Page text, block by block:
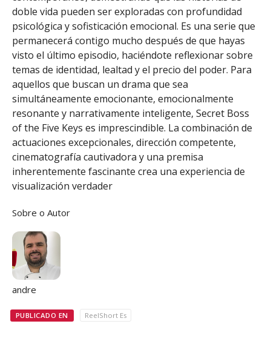
doble vida pueden ser exploradas con profundidad
psicológica y sofisticación emocional. Es una serie que
permanecerá contigo mucho después de que hayas
visto el último episodio, haciéndote reflexionar sobre
temas de identidad, lealtad y el precio del poder. Para
aquellos que buscan un drama que sea
simultáneamente emocionante, emocionalmente
resonante y narrativamente inteligente, Secret Boss
of the Five Keys es imprescindible. La combinación de
actuaciones excepcionales, dirección competente,
cinematografía cautivadora y una premisa
inherentemente fascinante crea una experiencia de
visualización verdader
Sobre o Autor
andre
PUBLICADO EN ReelShort Es